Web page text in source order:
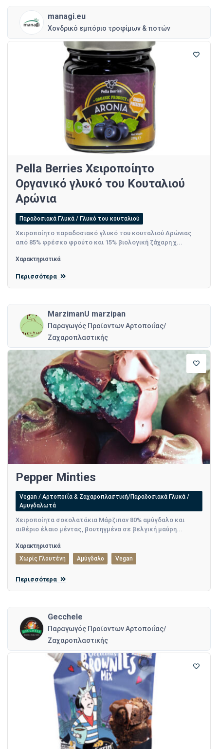
managi.eu
Χονδρικό εμπόριο τροφίμων & ποτών
Pella Berries Χειροποίητο
Οργανικό γλυκό του Κουταλιού
Αρώνια
Παραδοσιακά Γλυκά / Γλυκό του κουταλιού
Χειροποίητο παραδοσιακό γλυκό του κουταλιού Αρώνιας
από 85% φρέσκο φρούτο και 15% βιολογική ζάχαρη χ...
Χαρακτηριστικά
Περισσότερα
MarzimanU marzipan
Παραγωγός Προϊοντων Αρτοποιΐας/
Ζαχαροπλαστικής
Pepper Minties​
Vegan / Αρτοποιΐα & Ζαχαροπλαστική/Παραδοσιακά Γλυκά /
Αμυγδαλωτά
Χειροποίητα σοκολατάκια Μάρζιπαν 80% αμύγδαλο και
αιθέριο έλαιο μέντας, βουτηγμένα σε βελγική μαύρη...
Χαρακτηριστικά
Χωρίς Γλουτένη
Αμύγδαλο Vegan
Περισσότερα
Gecchele
Παραγωγός Προϊοντων Αρτοποιΐας/
Ζαχαροπλαστικής